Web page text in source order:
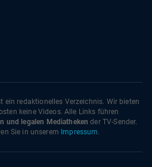
ein redaktionelles Verzeichnis. Wir bieten
keine Videos. Alle Links führen
und legalen Mediatheken der TV-Sender.
Sie in unserem Impressum.